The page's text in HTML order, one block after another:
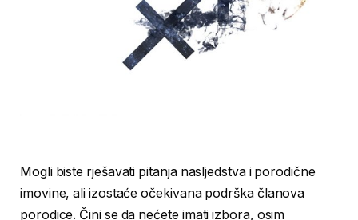
Mogli biste rješavati pitanja nasljedstva i porodične
imovine, ali izostaće očekivana podrška članova
porodice. Čini se da nećete imati izbora, osim